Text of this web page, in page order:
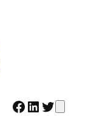
Facebook
LinkedIn
Twitter